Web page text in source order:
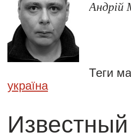
Андрій
Теги
україна